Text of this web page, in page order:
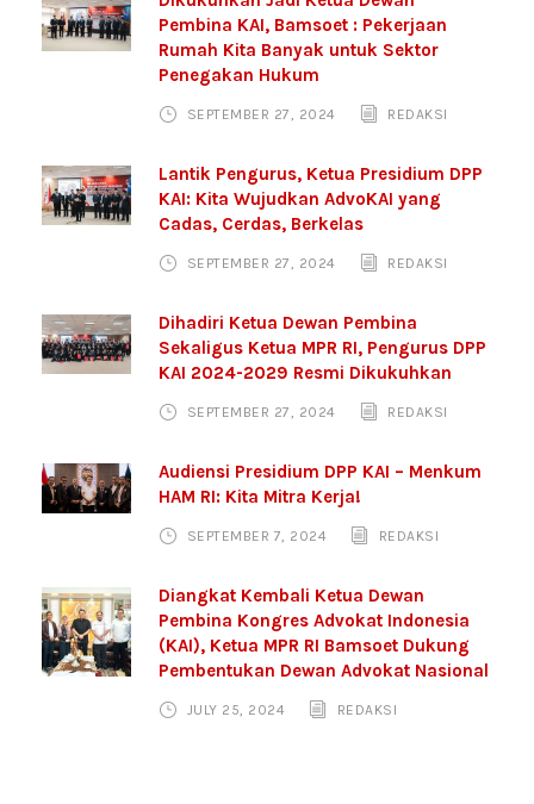
Pembina KAI, Bamsoet : Pekerjaan
Rumah Kita Banyak untuk Sektor
Penegakan Hukum
SEPTEMBER 27, 2024 REDAKSI
Lantik Pengurus, Ketua Presidium DPP
KAI: Kita Wujudkan AdvoKAI yang
Cadas, Cerdas, Berkelas
SEPTEMBER 27, 2024 REDAKSI
Dihadiri Ketua Dewan Pembina
Sekaligus Ketua MPR RI, Pengurus DPP
KAI 2024-2029 Resmi Dikukuhkan
SEPTEMBER 27, 2024 REDAKSI
Audiensi Presidium DPP KAI – Menkum
HAM RI: Kita Mitra Kerja!
SEPTEMBER 7, 2024 REDAKSI
Diangkat Kembali Ketua Dewan
Pembina Kongres Advokat Indonesia
(KAI), Ketua MPR RI Bamsoet Dukung
Pembentukan Dewan Advokat Nasional
JULY 25, 2024 REDAKSI